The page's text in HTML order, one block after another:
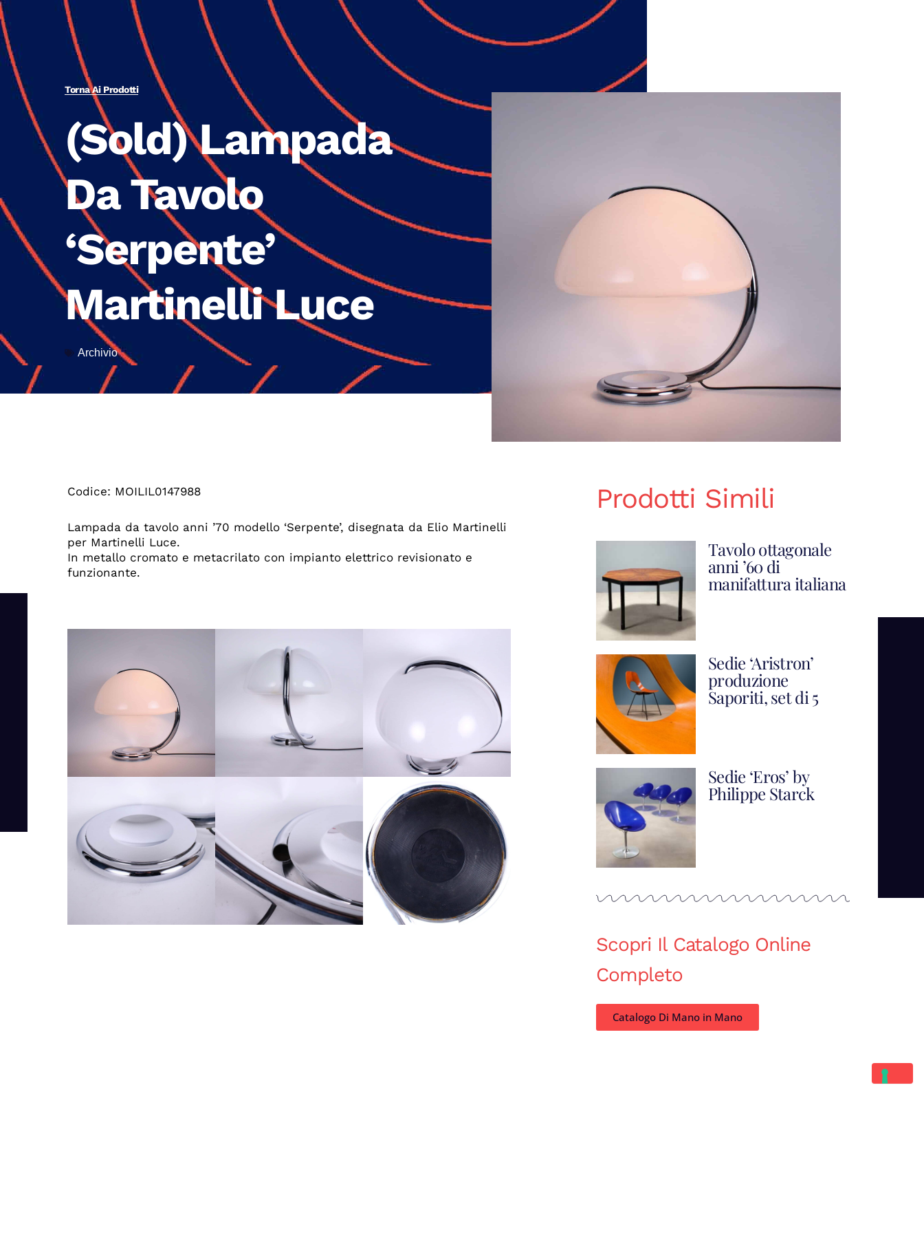
Torna Ai Prodotti
(Sold) Lampada
Da Tavolo
‘Serpente’
Martinelli Luce
Archivio
Codice: MOILIL0147988
Lampada da tavolo anni ’70 modello ‘Serpente’, disegnata da Elio Martinelli
per Martinelli Luce.
In metallo cromato e metacrilato con impianto elettrico revisionato e
funzionante.
Prodotti Simili
Tavolo ottagonale
anni ’60 di
manifattura italiana
Sedie ‘Aristron’
produzione
Saporiti, set di 5
Sedie ‘Eros’ by
Philippe Starck
Scopri Il Catalogo Online
Completo
Catalogo Di Mano in Mano